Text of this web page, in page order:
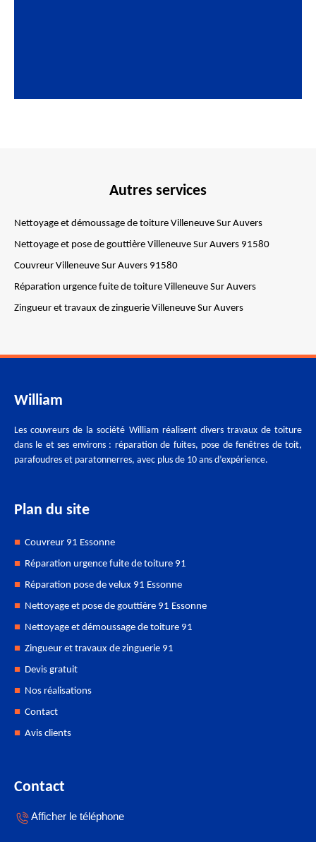
Autres services
Nettoyage et démoussage de toiture Villeneuve Sur Auvers
Nettoyage et pose de gouttière Villeneuve Sur Auvers 91580
Couvreur Villeneuve Sur Auvers 91580
Réparation urgence fuite de toiture Villeneuve Sur Auvers
Zingueur et travaux de zinguerie Villeneuve Sur Auvers
William
Les couvreurs de la société William réalisent divers travaux de toiture
dans le et ses environs : réparation de fuites, pose de fenêtres de toit,
parafoudres et paratonnerres, avec plus de 10 ans d’expérience.
Plan du site
Couvreur 91 Essonne
Réparation urgence fuite de toiture 91
Réparation pose de velux 91 Essonne
Nettoyage et pose de gouttière 91 Essonne
Nettoyage et démoussage de toiture 91
Zingueur et travaux de zinguerie 91
Devis gratuit
Nos réalisations
Contact
Avis clients
Contact
Afficher le téléphone